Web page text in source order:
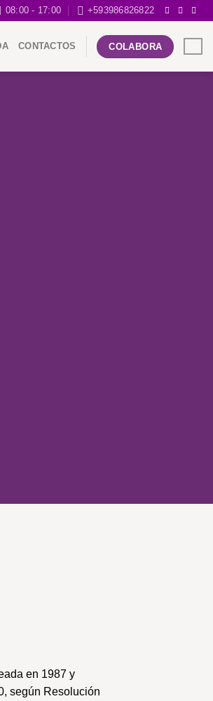
08:00 - 17:00 +593986826822
CONTACTOS COLABORA
en 1987 y
según Resolución